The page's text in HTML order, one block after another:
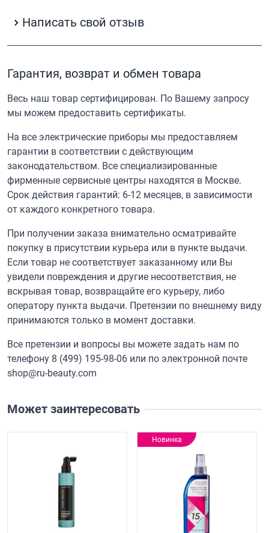
Написать свой отзыв
Гарантия, возврат и обмен товара
Весь наш товар сертифицирован. По Вашему запросу
мы можем предоставить сертификаты.
На все электрические приборы мы предоставляем
гарантии в соответствии с действующим
законодательством. Все специализированные
фирменные сервисные центры находятся в Москве.
Срок действия гарантий: 6-12 месяцев, в зависимости
от каждого конкретного товара.
При получении заказа внимательно осматривайте
покупку в присутствии курьера или в пункте выдачи.
Если товар не соответствует заказанному или Вы
увидели повреждения и другие несоответствия, не
вскрывая товар, возвращайте его курьеру, либо
оператору пункта выдачи. Претензии по внешнему виду
принимаются только в момент доставки.
Все претензии и вопросы вы можете задать нам по
телефону 8 (499) 195-98-06 или по электронной почте
shop@ru-beauty.com
Может заинтересовать
Новинка